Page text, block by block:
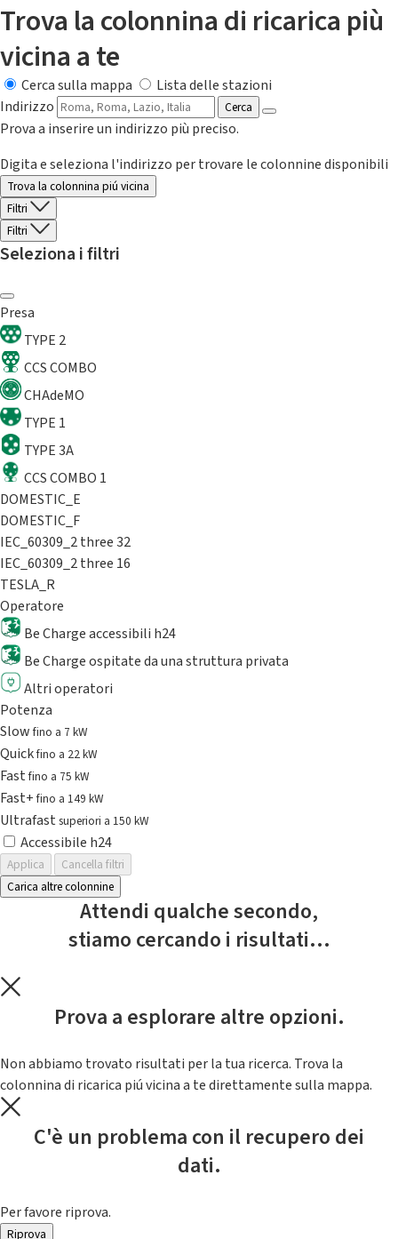
Trova la colonnina di ricarica più
vicina a te
Cerca sulla mappa
Lista delle stazioni
Indirizzo
Cerca
Prova a inserire un indirizzo più preciso.
Digita e seleziona l'indirizzo per trovare le colonnine disponibili
Trova la colonnina piú vicina
Filtri
Filtri
Seleziona i filtri
Presa
TYPE 2
CCS COMBO
CHAdeMO
TYPE 1
TYPE 3A
CCS COMBO 1
DOMESTIC_E
DOMESTIC_F
IEC_60309_2 three 32
IEC_60309_2 three 16
TESLA_R
Operatore
Be Charge accessibili h24
Be Charge ospitate da una struttura privata
Altri operatori
Potenza
Slowfino a 7 kW
Quickfino a 22 kW
Fastfino a 75 kW
Fast+fino a 149 kW
Ultrafast superiori a 150 kW
Accessibile h24
Applica
Cancella filtri
Carica altre colonnine
Attendi qualche secondo,
stiamo cercando i risultati...
Prova a esplorare altre opzioni.
Non abbiamo trovato risultati per la tua ricerca. Trova la
colonnina di ricarica piú vicina a te direttamente sulla mappa.
C'è un problema con il recupero dei
dati.
Per favore riprova.
Riprova